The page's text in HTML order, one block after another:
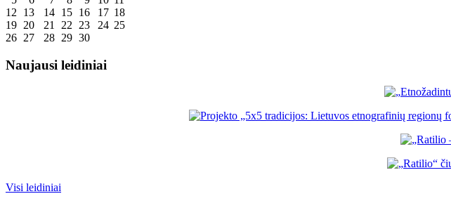
12
13 14 15 16 17 18
19 20 21 22 23 24 25
26 27 28 29 30
Naujausi leidiniai
Visi leidiniai